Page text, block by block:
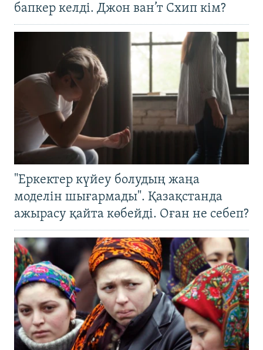
бапкер келді. Джон ван’т Схип кім?
"Еркектер күйеу болудың жаңа
моделін шығармады". Қазақстанда
ажырасу қайта көбейді. Оған не себеп?